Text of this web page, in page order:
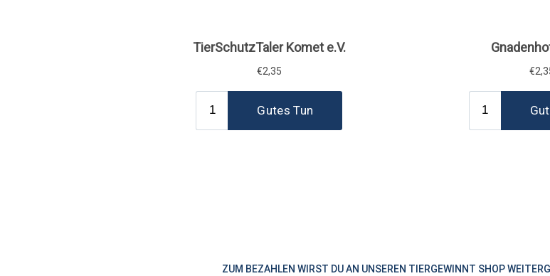
ZUM BEZAHLEN WIRST DU AN UNSEREN TIERGEWINNT SHOP